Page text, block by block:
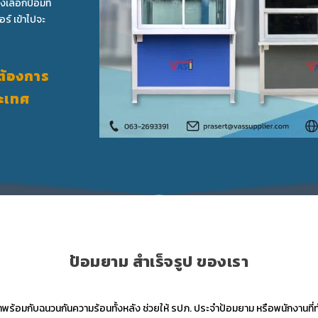
เลือกป้อมที่
เข้าไปจะ
งการ
ทศ
ป้อมยาม สำเร็จรูป ของเรา
ร้อมกับฉนวนกันความร้อนทั้งหลัง ช่วยให้ รปภ. ประจำป้อมยาม หรือพนักงานที่